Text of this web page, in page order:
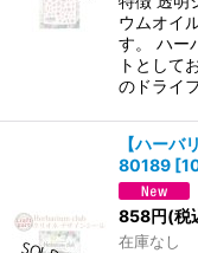
ウムオイ
す。 ハー
トとして
のドライ
【ハー
80189 [
858円(税
在庫なし